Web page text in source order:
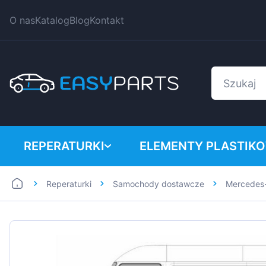
O nasKatalogBlogKontakt
REPERATURKI
Samochody dostawcze
ELEMENTY
BMW
Fiat
Reperaturki Samochody dostawcze